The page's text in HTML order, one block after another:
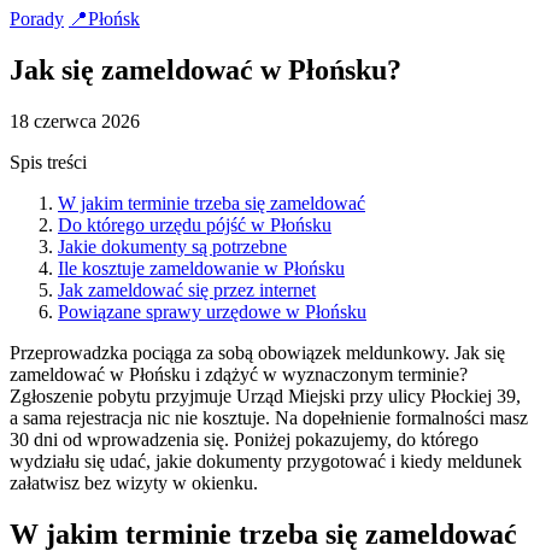
Porady 📍Płońsk
Jak się zameldować w Płońsku?
18 czerwca 2026
Spis treści
W jakim terminie trzeba się zameldować
Do którego urzędu pójść w Płońsku
Jakie dokumenty są potrzebne
Ile kosztuje zameldowanie w Płońsku
Jak zameldować się przez internet
Powiązane sprawy urzędowe w Płońsku
Przeprowadzka pociąga za sobą obowiązek meldunkowy. Jak się
zameldować w Płońsku i zdążyć w wyznaczonym terminie?
Zgłoszenie pobytu przyjmuje Urząd Miejski przy ulicy Płockiej 39,
a sama rejestracja nic nie kosztuje. Na dopełnienie formalności masz
30 dni od wprowadzenia się. Poniżej pokazujemy, do którego
wydziału się udać, jakie dokumenty przygotować i kiedy meldunek
załatwisz bez wizyty w okienku.
W jakim terminie trzeba się zameldować